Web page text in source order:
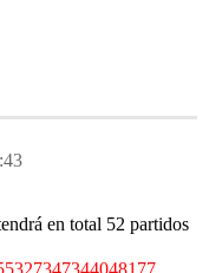
en total 52 partidos